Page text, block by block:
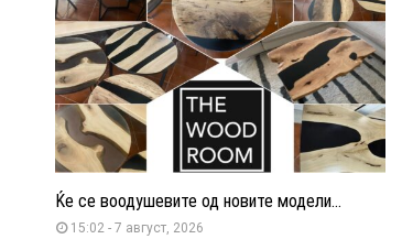
Ќе се воодушевите од новите модели...
15:02 - 7 август, 2026